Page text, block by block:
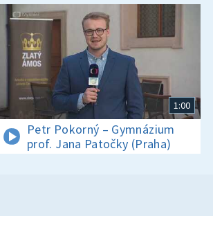
1:00
Petr Pokorný – Gymnázium
prof. Jana Patočky (Praha)